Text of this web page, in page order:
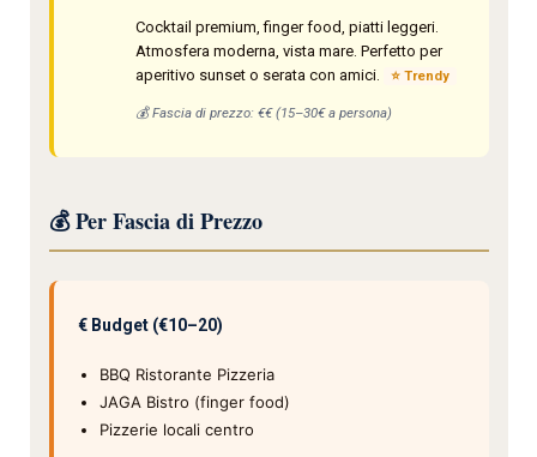
Cocktail premium, finger food, piatti leggeri.
Atmosfera moderna, vista mare. Perfetto per
aperitivo sunset o serata con amici.
⭐ Trendy
💰 Fascia di prezzo: €€ (15–30€ a persona)
💰 Per Fascia di Prezzo
€ Budget (€10–20)
BBQ Ristorante Pizzeria
JAGA Bistro (finger food)
Pizzerie locali centro